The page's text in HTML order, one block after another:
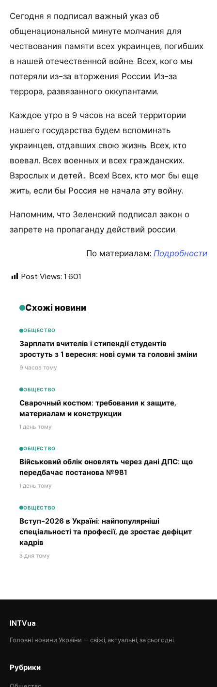
Сегодня я подписал важный указ об
общенациональной минуте молчания для
чествования памяти всех украинцев, погибших
в нашей отечественной войне. Всех, кого мы
потеряли из-за вторжения России. Из-за
террора, развязанного оккупантами.
Каждое утро в 9 часов на всей территории
нашего государства будем вспоминать
украинцев, отдавших свою жизнь. Всех, кто
воевал. Всех военных и всех гражданских.
Взрослых и детей… Всех! Всех, кто мог бы еще
жить, если бы Россия не начала эту войну.
Напомним, что Зеленский подписал закон о
запрете на пропаганду действий россии.
По материалам: Подробности
Post Views: 1 601
Схожі новини
ОБЩЕСТВО
Зарплати вчителів і стипендії студентів
зростуть з 1 вересня: нові суми та головні зміни
9 часов тому
ОБЩЕСТВО
Сварочный костюм: требования к защите,
материалам и конструкции
1 день тому
ОБЩЕСТВО
Військовий облік оновлять через дані ДПС: що
передбачає постанова №981
1 день тому
ОБЩЕСТВО
Вступ-2026 в Україні: найпопулярніші
спеціальності та професії, де зростає дефіцит
кадрів
3 дня тому
INTVua
Головні новини України — свіжі, актуальні, за сьогодні.
Рубрики